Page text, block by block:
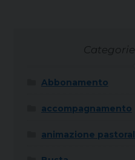
Categorie
Abbonamento
accompagnamento
animazione